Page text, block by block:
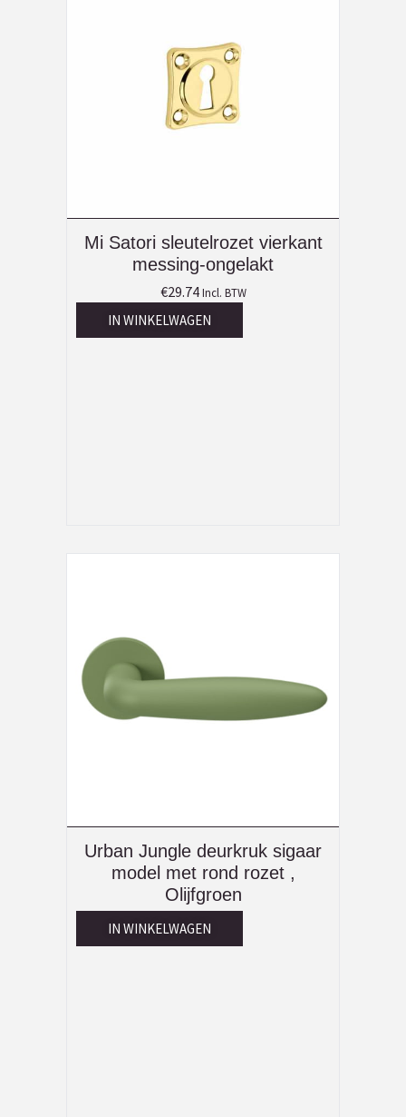
Mi Satori sleutelrozet vierkant
messing-ongelakt
€29.74 Incl. BTW
IN WINKELWAGEN
Urban Jungle deurkruk sigaar
model met rond rozet ,
Olijfgroen
IN WINKELWAGEN